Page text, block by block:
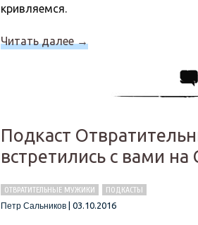
кривляемся.
Читать далее→
Подкаст
встретились с вами на
ОТВРАТИТЕЛЬНЫЕ МУЖИКИ
ПОДКАСТЫ
Петр Сальников
03.10.2016